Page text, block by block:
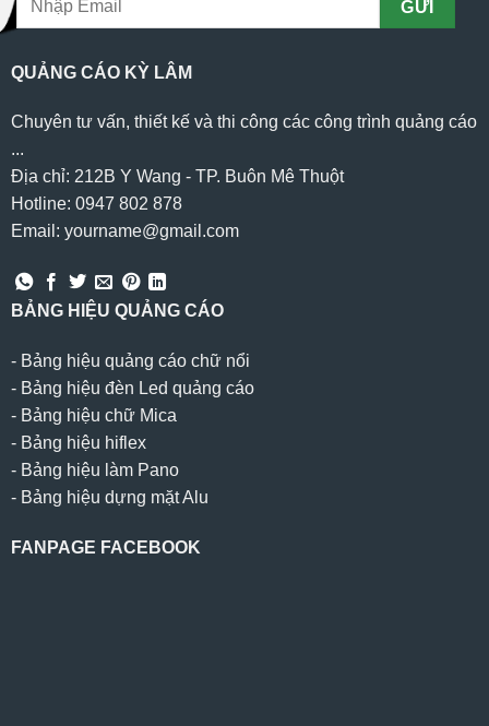
QUẢNG CÁO KỲ LÂM
Chuyên tư vấn, thiết kế và thi công các công trình quảng cáo
...
Địa chỉ: 212B Y Wang - TP. Buôn Mê Thuột
Hotline: 0947 802 878
Email: yourname@gmail.com
BẢNG HIỆU QUẢNG CÁO
- Bảng hiệu quảng cáo chữ nổi
- Bảng hiệu đèn Led quảng cáo
- Bảng hiệu chữ Mica
- Bảng hiệu hiflex
- Bảng hiệu làm Pano
- Bảng hiệu dựng mặt Alu
FANPAGE FACEBOOK